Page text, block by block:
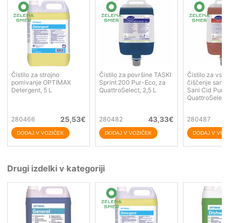
Čistilo za strojno
pomivanje OPTIMAX
Detergent, 5 L
280466 25,53€
Čistilo za površine TASKI
Sprint 200 Pur-Eco, za
QuattroSelect, 2,5 L
280482 43,33€
Čistilo za
čiščenje
Sani Cid Pur-
280487
Drugi izdelki v kategoriji